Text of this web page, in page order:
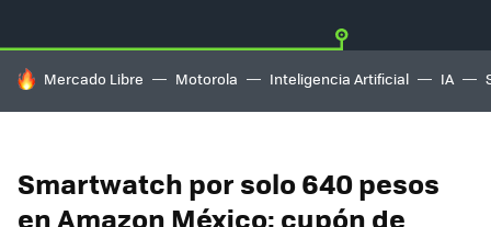
HOY SE HABLA DE
Mercado Libre Motorola Inteligencia Artificial IA
Smartwatch por solo 640 pesos
en Amazon México: cupón de